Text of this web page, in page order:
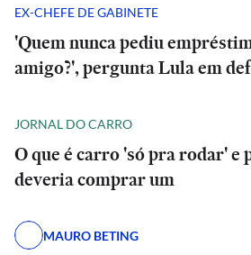
EX-CHEFE DE GABINETE
'Quem nunca pediu
amigo?', pergunta Lula em
JORNAL DO CARRO
O que é carro 'só pra rodar' e
deveria comprar um
MAURO BETING